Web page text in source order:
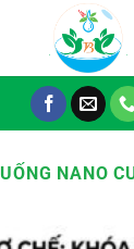
UỐNG NANO